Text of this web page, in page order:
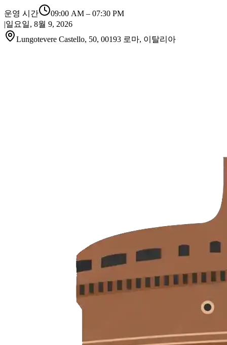
운영 시간 09:00 AM – 07:30 PM
|일요일, 8월 9, 2026
Lungotevere Castello, 50, 00193 로마, 이탈리아